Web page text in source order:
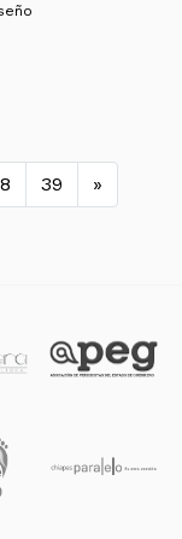
39 »